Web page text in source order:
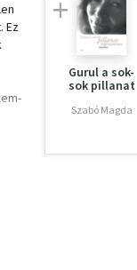
Ez
Gurul a sok-
sok pillanat
Szabó Magda